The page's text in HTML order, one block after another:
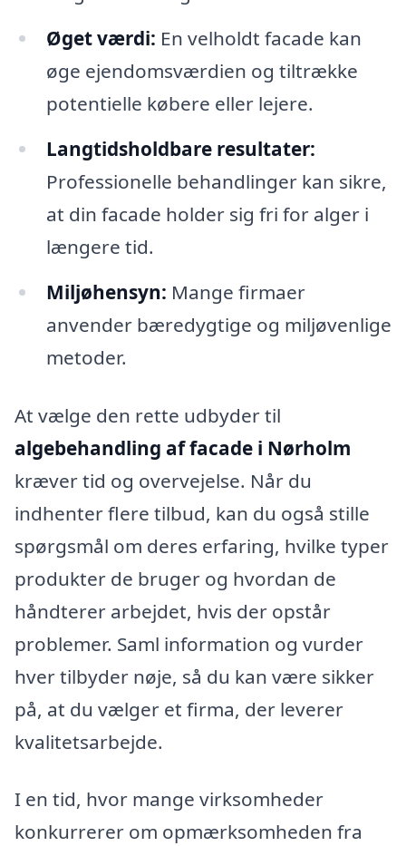
Øget værdi: En velholdt facade kan
øge ejendomsværdien og tiltrække
potentielle købere eller lejere.
Langtidsholdbare resultater:
Professionelle behandlinger kan sikre,
at din facade holder sig fri for alger i
længere tid.
Miljøhensyn: Mange firmaer
anvender bæredygtige og miljøvenlige
metoder.
At vælge den rette udbyder til
algebehandling af facade i Nørholm
kræver tid og overvejelse. Når du
indhenter flere tilbud, kan du også stille
spørgsmål om deres erfaring, hvilke typer
produkter de bruger og hvordan de
håndterer arbejdet, hvis der opstår
problemer. Saml information og vurder
hver tilbyder nøje, så du kan være sikker
på, at du vælger et firma, der leverer
kvalitetsarbejde.
I en tid, hvor mange virksomheder
konkurrerer om opmærksomheden fra